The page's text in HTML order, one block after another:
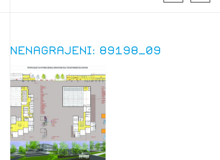
Izbrana vsebina je namenjena le ZAPS
registriranim uporabnikom. Da lahko do nje
dostopate, se je potrebno prijaviti.
Nenagrajeni: 89198_09